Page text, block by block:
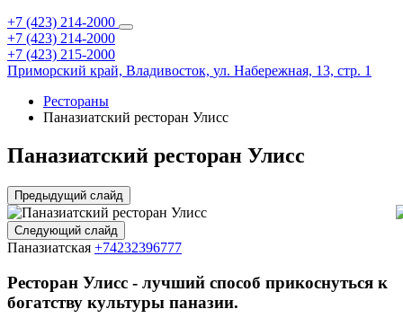
+7 (423) 214-2000
+7 (423) 214-2000
+7 (423) 215-2000
Приморский край, Владивосток, ул. Набережная, 13, стр. 1
Рестораны
Паназиатский ресторан Улисс
Паназиатский ресторан Улисс
Предыдущий слайд
Следующий слайд
Паназиатская +74232396777
Ресторан Улисс - лучший способ прикоснуться к
богатству культуры паназии.